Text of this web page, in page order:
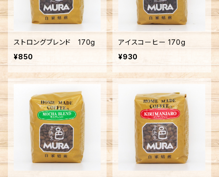
ストロングブレンド 170g
¥850
アイスコーヒー 170g
¥930